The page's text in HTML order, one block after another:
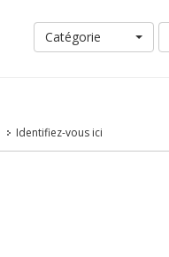
Catégorie
Identifiez-vous ici